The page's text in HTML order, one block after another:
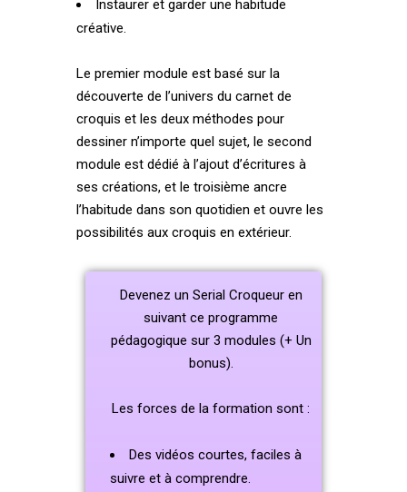
Instaurer et garder une habitude
créative.
Le premier module est basé sur la
découverte de l’univers du carnet de
croquis et les deux méthodes pour
dessiner n’importe quel sujet, le second
module est dédié à l’ajout d’écritures à
ses créations, et le troisième ancre
l’habitude dans son quotidien et ouvre les
possibilités aux croquis en extérieur.
Devenez un Serial Croqueur en
suivant ce programme
pédagogique sur 3 modules (+ Un
bonus).
Les forces de la formation sont :
Des vidéos courtes, faciles à
suivre et à comprendre.